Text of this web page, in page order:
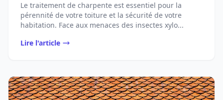
Le traitement de charpente est essentiel pour la
pérennité de votre toiture et la sécurité de votre
habitation. Face aux menaces des insectes xylo...
Lire l'article